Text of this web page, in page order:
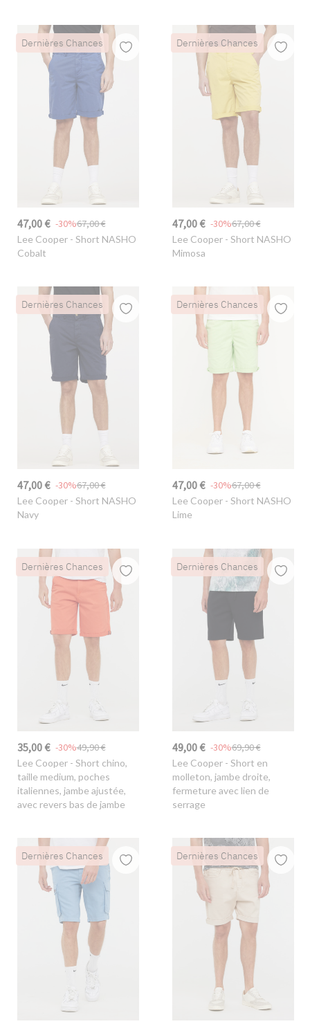
Dernières Chances
47,00 € 67,00 €
-30%
Lee Cooper- Short NASHO
Cobalt
Dernières Chances
47,00 € 67,00 €
-30%
Lee Cooper- Short NASHO
Mimosa
Dernières Chances
47,00 € 67,00 €
-30%
Lee Cooper- Short NASHO
Navy
Dernières Chances
47,00 € 67,00 €
-30%
Lee Cooper- Short NASHO
Lime
Dernières Chances
35,00 € 49,90 €
-30%
Lee Cooper- Short chino,
taille medium, poches
italiennes, jambe ajustée,
avec revers bas de jambe
Dernières Chances
49,00 € 69,90 €
-30%
Lee Cooper- Short en
molleton, jambe droite,
fermeture avec lien de
serrage
Dernières Chances Dernières Chances